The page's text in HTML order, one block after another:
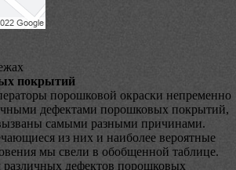
покрытий
порошковой окраски непременно
дефектами порошковых покрытий,
самыми разными причинами.
из них и наиболее вероятные
мы свели в обобщенной таблице.
дефектов порошковых